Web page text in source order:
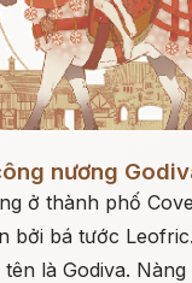
nương
ở thành phố
bởi bá tước
là Godiva.